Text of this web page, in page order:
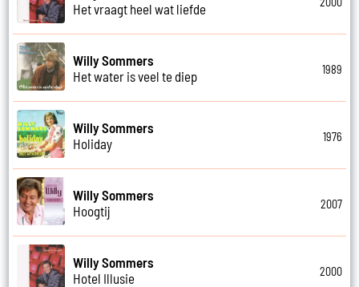
Het vraagt heel wat liefde
Willy Sommers
Het water is veel te diep
1989
Willy Sommers
Holiday
1976
Willy Sommers
Hoogtij
2007
Willy Sommers
Hotel Illusie
2000